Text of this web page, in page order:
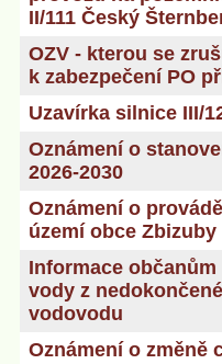
II/111 Český
OZV - kterou se
k zabezpečení PO
Uzavírka silnice III/
Oznámení o
2026-2030
Oznámení o
území obce Zbizuby
Informace
vody z
vodovodu
Oznámení o změně